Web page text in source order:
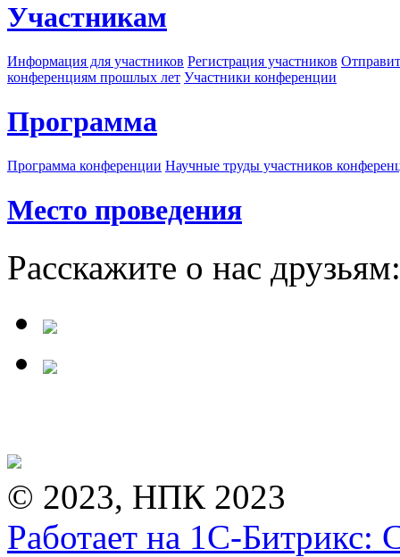
Участникам
Информация для участников Регистрация участников
конференциям прошлых лет Участники конференции
Программа
Программа конференции Научные труды участников
Место проведения
Расскажите о нас друзьям:
© 2023, НПК 2023
Работает на 1С-Битрикс: